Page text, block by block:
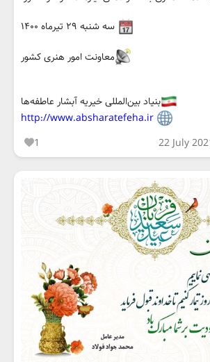
سه شنبه ۲۹ تیرماه ۱۴۰۰
معاونت امور هنری کشور
بنیاد بین‌المللی خیریه آبشار عاطفه‌ها
http://www.absharatefeha.ir
1
22 July